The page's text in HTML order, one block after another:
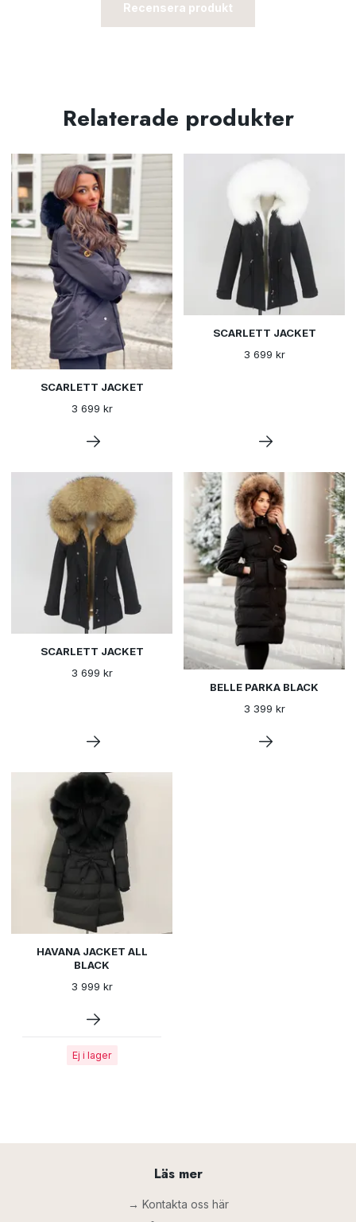
Recensera produkt
Relaterade produkter
SCARLETT JACKET
3 699 kr
SCARLETT JACKET
3 699 kr
SCARLETT JACKET
3 699 kr
BELLE PARKA BLACK
3 399 kr
HAVANA JACKET ALL
BLACK
3 999 kr
Ej i lager
Läs mer
→ Kontakta oss här